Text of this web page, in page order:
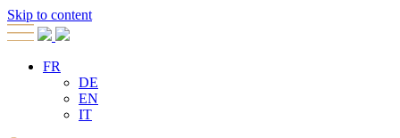
Skip to content
FR
DE
EN
IT